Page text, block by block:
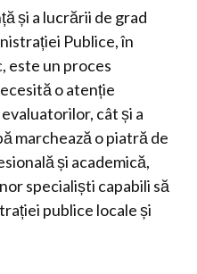
și a lucrării de grad
Publice, în
este un proces
o atenție
cât și a
marchează o piatră de
și academică,
specialiști capabili să
publice locale și